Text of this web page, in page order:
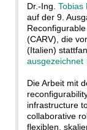
Dr.-Ing. Tobias
auf der 9.
(CARV), die
(Italien)
ausgezeichnet
Die Arbeit mit
infrastructure
collaborative
flexiblen,